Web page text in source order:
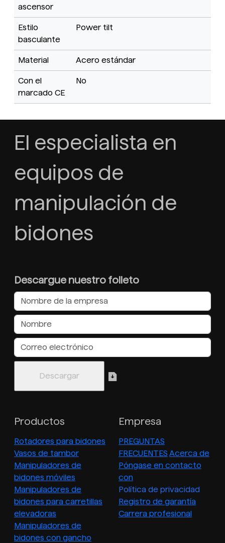
ascensor
Estilo
basculante
Power tilt
Material Acero estándar
Con el
marcado CE
No
El especialista en
equipos de
manipulación de
bidones
Descargue nuestro folleto
Productos
Rotadores para bidones
Vasos de tambor
Manipuladores de
bidones móviles
Manipuladores de
bidones para carretillas
elevadoras
Manipuladores de
bidones con gancho
Empresa
PREGUNTAS
FRECUENTES Acerca de
Póngase en contacto
con
Política de privacidad
Registro de garantía
Carrera profesional